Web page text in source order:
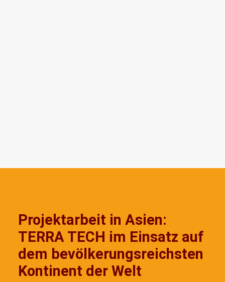
Projektarbeit in Asien:
TERRA TECH im Einsatz auf
dem bevölkerungsreichsten
Kontinent der Welt